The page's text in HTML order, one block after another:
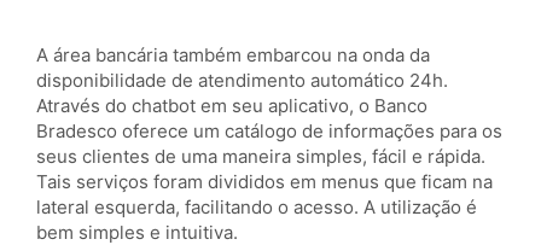
A área bancária também embarcou na onda da
disponibilidade de atendimento automático 24h.
Através do chatbot em seu aplicativo, o Banco
Bradesco oferece um catálogo de informações para os
seus clientes de uma maneira simples, fácil e rápida.
Tais serviços foram divididos em menus que ficam na
lateral esquerda, facilitando o acesso. A utilização é
bem simples e intuitiva.